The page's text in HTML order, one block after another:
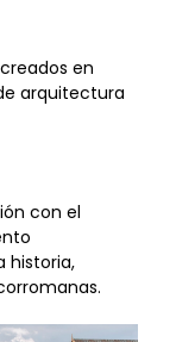
en
arquitectura
con el
historia,